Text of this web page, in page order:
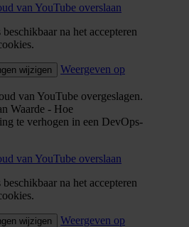
van YouTube overslaan
na het accepteren
wijzigen
Weergeven op
van YouTube overgeslagen.
Waarde - Hoe
te verhogen in een DevOps-
van YouTube overslaan
na het accepteren
wijzigen
Weergeven op